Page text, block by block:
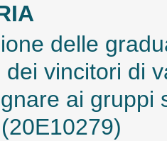
delle
vincitori di
ai gruppi